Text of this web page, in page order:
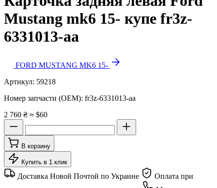
Mustang mk6 15- купе fr3z-
6331013-aa
FORD MUSTANG MK6 15-
Артикул: 59218
Номер запчасти (OEM): fr3z-6331013-aa
2 760 ₴ ≈ $60
В корзину
Купить в 1 клик
Доставка Новой Почтой по Украине
Оплата при